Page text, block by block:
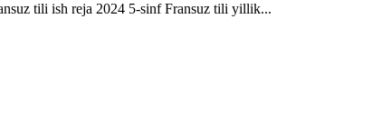
tili ish reja 2024 5-sinf Fransuz tili yillik...